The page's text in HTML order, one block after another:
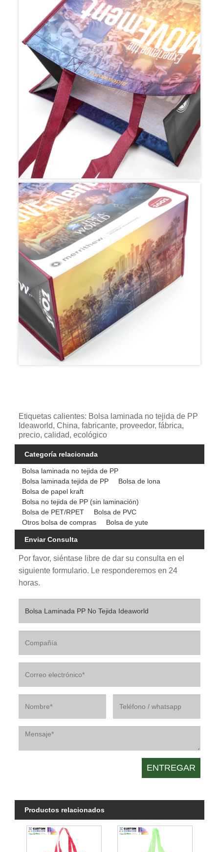
Etiquetas calientes: Bolsa laminada no tejida de PP
Ideaworld, China, fabricante, proveedor, fábrica,
precio, calidad, ecológico
Categoría relacionada
Bolsa laminada no tejida de PP
Bolsa laminada tejida de PP
Bolsa de lona
Bolsa de papel kraft
Bolsa no tejida de PP (sin laminación)
Bolsa de PET/RPET
Bolsa de PVC
Otros bolsa de compras
Bolsa de yute
Enviar Consulta
Por favor, siéntase libre de dar su consulta en el
siguiente formulario. Le responderemos en 24
horas.
Productos relacionados